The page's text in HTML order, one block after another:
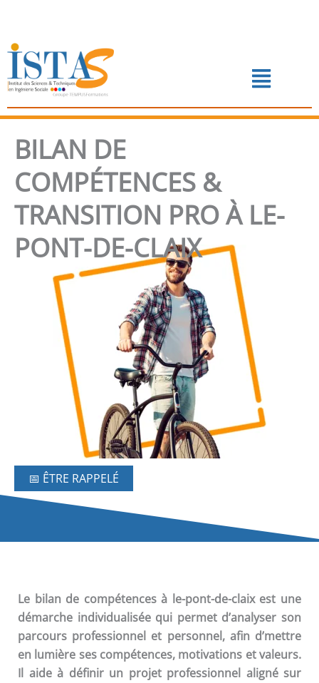
contenu
Menu
📅 PRENDRE RENDEZ-VOUS
BILAN DE
COMPÉTENCES &
TRANSITION PRO À LE-
PONT-DE-CLAIX
📅 ÊTRE RAPPELÉ
Le bilan de compétencesà le-pont-de-claix est une
démarche individualisée qui permet d’analyser son
parcours professionnel et personnel, afin d’mettre
en lumière ses compétences, motivations et valeurs.
Il aide à définir un projet professionnel aligné sur